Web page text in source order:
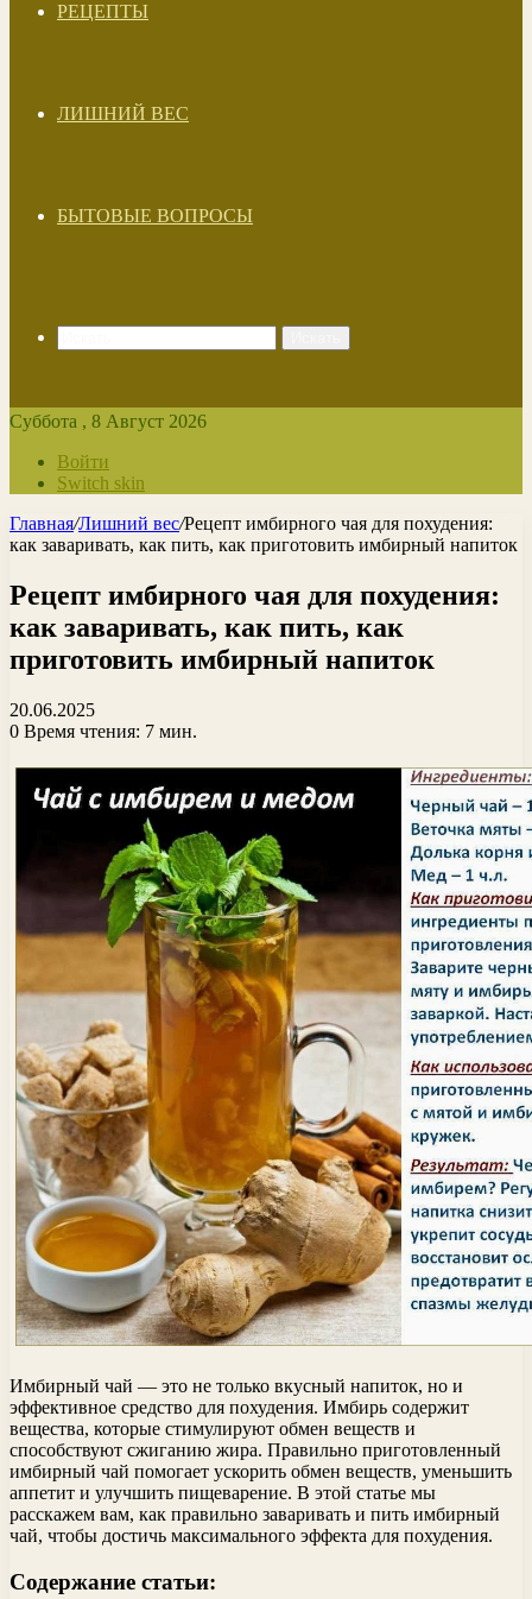
РЕЦЕПТЫ
ЛИШНИЙ ВЕС
БЫТОВЫЕ ВОПРОСЫ
Суббота , 8 Август 2026
Войти
Switch skin
Главная/Лишний вес/Рецепт имбирного чая для похудения:
как заваривать, как пить, как приготовить имбирный напиток
Рецепт имбирного чая для похудения:
как заваривать, как пить, как
приготовить имбирный напиток
20.06.2025
0 Время чтения: 7 мин.
Имбирный чай — это не только вкусный напиток, но и
эффективное средство для похудения. Имбирь содержит
вещества, которые стимулируют обмен веществ и
способствуют сжиганию жира. Правильно приготовленный
имбирный чай помогает ускорить обмен веществ, уменьшить
аппетит и улучшить пищеварение. В этой статье мы
расскажем вам, как правильно заваривать и пить имбирный
чай, чтобы достичь максимального эффекта для похудения.
Содержание статьи: